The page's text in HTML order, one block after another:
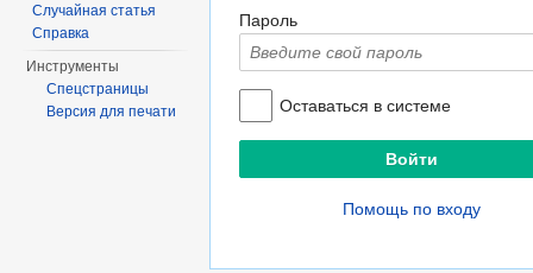
Пароль
Оставаться в системе
Помощь по входу
Случайная статья
Справка
Инструменты
Спецстраницы
Версия для печати